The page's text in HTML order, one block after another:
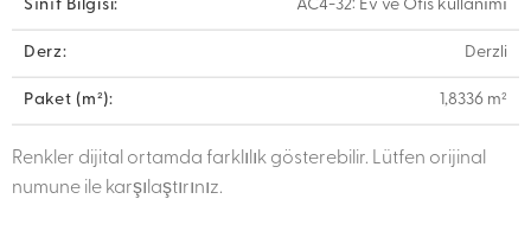
Sınıf Bilgisi: AC4-32: Ev ve Ofis kullanımı
Derz: Derzli
Paket (m²): 1,8336 m²
Renkler dijital ortamda farklılık gösterebilir. Lütfen orijinal
numune ile karşılaştırınız.